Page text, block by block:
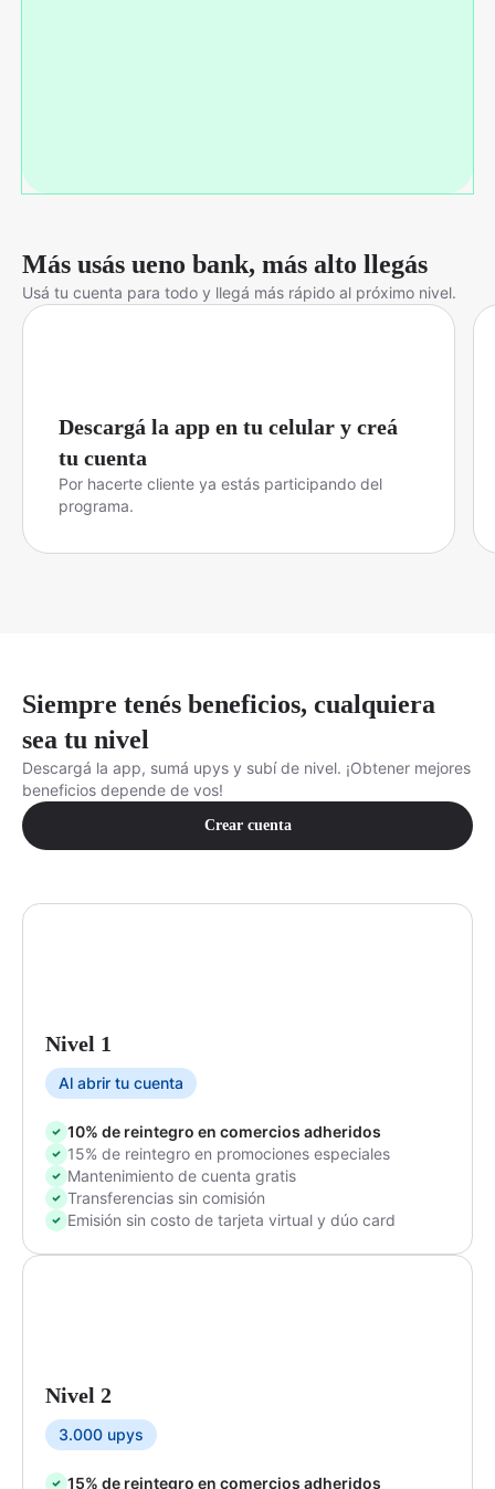
Más usás ueno bank, más alto llegás
Usá tu cuenta para todo y llegá más rápido al próximo nivel.
Descargá la app en tu celular y creá
tu cuenta
Por hacerte cliente ya estás participando del
programa.
Siempre tenés beneficios, cualquiera
sea tu nivel
Descargá la app, sumá upys y subí de nivel. ¡Obtener mejores
beneficios depende de vos!
Crear cuenta
Nivel 1
Al abrir tu cuenta
10% de reintegro en comercios adheridos
15% de reintegro en promociones especiales
Mantenimiento de cuenta gratis
Transferencias sin comisión
Emisión sin costo de tarjeta virtual y dúo card
Nivel 2
3.000 upys
15% de reintegro en comercios adheridos